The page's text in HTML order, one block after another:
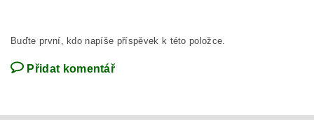
Buďte první, kdo napíše příspěvek k této položce.
Přidat komentář